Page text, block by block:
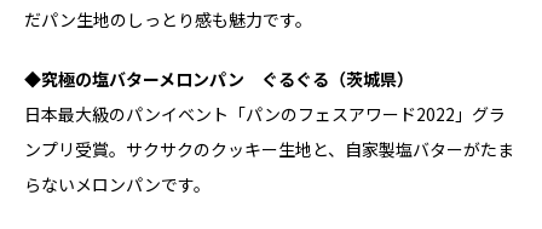
だパン生地のしっとり感も魅力です。
◆究極の塩バターメロンパン ぐるぐる（茨城県）
日本最大級のパンイベント「パンのフェスアワード2022」グラ
ンプリ受賞。サクサクのクッキー生地と、自家製塩バターがたま
らないメロンパンです。